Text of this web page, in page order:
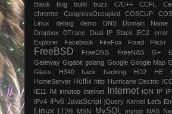
Black
bug build buzz C/C++ CCFL
chrome ‎CongressOccupied COSCUP
Linux
debug demo DNS
Domain Name
Dropbox
DTrace Dual IP Stack EC2
error
Explorer
Facebook FireFox Fixed Flickr
FreeBSD FreeDNS FreeNAS G+
Gateway Gigabit golang Google Google Map
Glass
H340 hack hacking HD2 HE
HomeServer Hotfix http Hurricane Electric
IE11
IM innotop Intelnet Internet ION IP
IPv4
IPv6 JavaScript jQuery Kernel Let’s
Linux LT28i MSN MySQL mytop NAS